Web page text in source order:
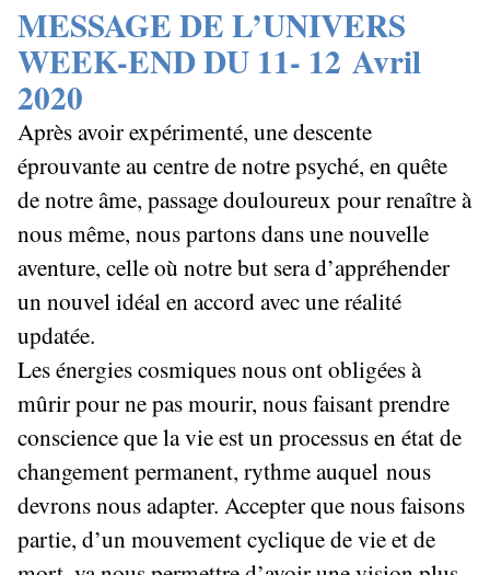
MESSAGE DE L’UNIVERS
WEEK-END DU 11- 12 Avril
2020
Après avoir expérimenté, une descente
éprouvante au centre de notre psyché, en quête
de notre âme, passage douloureux pour renaître à
nous même, nous partons dans une nouvelle
aventure, celle où notre but sera d’appréhender
un nouvel idéal en accord avec une réalité
updatée.
Les énergies cosmiques nous ont obligées à
mûrir pour ne pas mourir, nous faisant prendre
conscience que la vie est un processus en état de
changement permanent, rythme auquel nous
devrons nous adapter. Accepter que nous faisons
partie, d’un mouvement cyclique de vie et de